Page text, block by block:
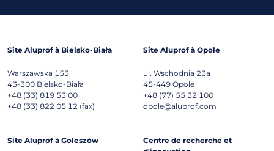
Site Aluprof à Bielsko-Biała
Warszawska 153
43-300 Bielsko-Biała
+48 (33) 819 53 00
+48 (33) 822 05 12 (fax)
Site Aluprof à Opole
ul. Wschodnia 23a
45-449 Opole
+48 (77) 55 32 100
opole@aluprof.com
Site Aluprof à Goleszów
Centre de recherche et